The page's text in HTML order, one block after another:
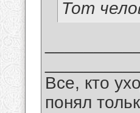
Тот
Все, кто
понял